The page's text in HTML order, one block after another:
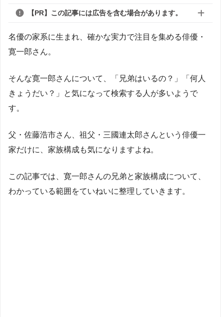
【PR】この記事には広告を含む場合があります。
名優の家系に生まれ、確かな実力で注目を集める俳優・
寛一郎さん。
そんな寛一郎さんについて、「兄弟はいるの？」「何人
きょうだい？」と気になって検索する人が多いようで
す。
父・佐藤浩市さん、祖父・三國連太郎さんという俳優一
家だけに、家族構成も気になりますよね。
この記事では、寛一郎さんの兄弟と家族構成について、
わかっている範囲をていねいに整理していきます。